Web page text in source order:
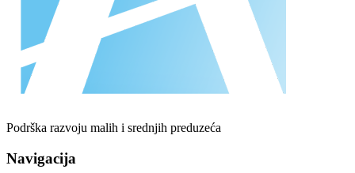
Podrška razvoju malih i srednjih preduzeća
Navigacija